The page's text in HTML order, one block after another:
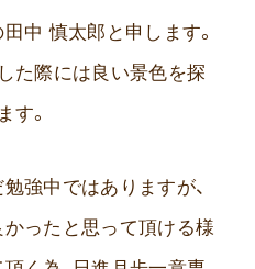
中 慎太郎と申します。
た際には良い景色を探
す。
強中ではありますが、
ったと思って頂ける様